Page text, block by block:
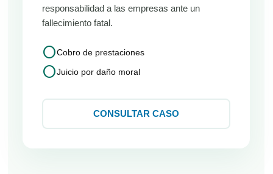
responsabilidad a las empresas ante un
fallecimiento fatal.
circleCobro de prestaciones
circleJuicio por daño moral
CONSULTAR CASO